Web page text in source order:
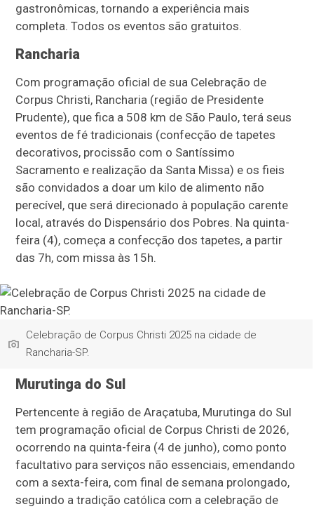
gastronômicas, tornando a experiência mais
completa. Todos os eventos são gratuitos.
Rancharia
Com programação oficial de sua Celebração de
Corpus Christi, Rancharia (região de Presidente
Prudente), que fica a 508 km de São Paulo, terá seus
eventos de fé tradicionais (confecção de tapetes
decorativos, procissão com o Santíssimo
Sacramento e realização da Santa Missa) e os fieis
são convidados a doar um kilo de alimento não
perecível, que será direcionado à população carente
local, através do Dispensário dos Pobres. Na quinta-
feira (4), começa a confecção dos tapetes, a partir
das 7h, com missa às 15h.
Celebração de Corpus Christi 2025 na cidade de
Rancharia-SP.
Murutinga do Sul
Pertencente à região de Araçatuba, Murutinga do Sul
tem programação oficial de Corpus Christi de 2026,
ocorrendo na quinta-feira (4 de junho), como ponto
facultativo para serviços não essenciais, emendando
com a sexta-feira, com final de semana prolongado,
seguindo a tradição católica com a celebração de